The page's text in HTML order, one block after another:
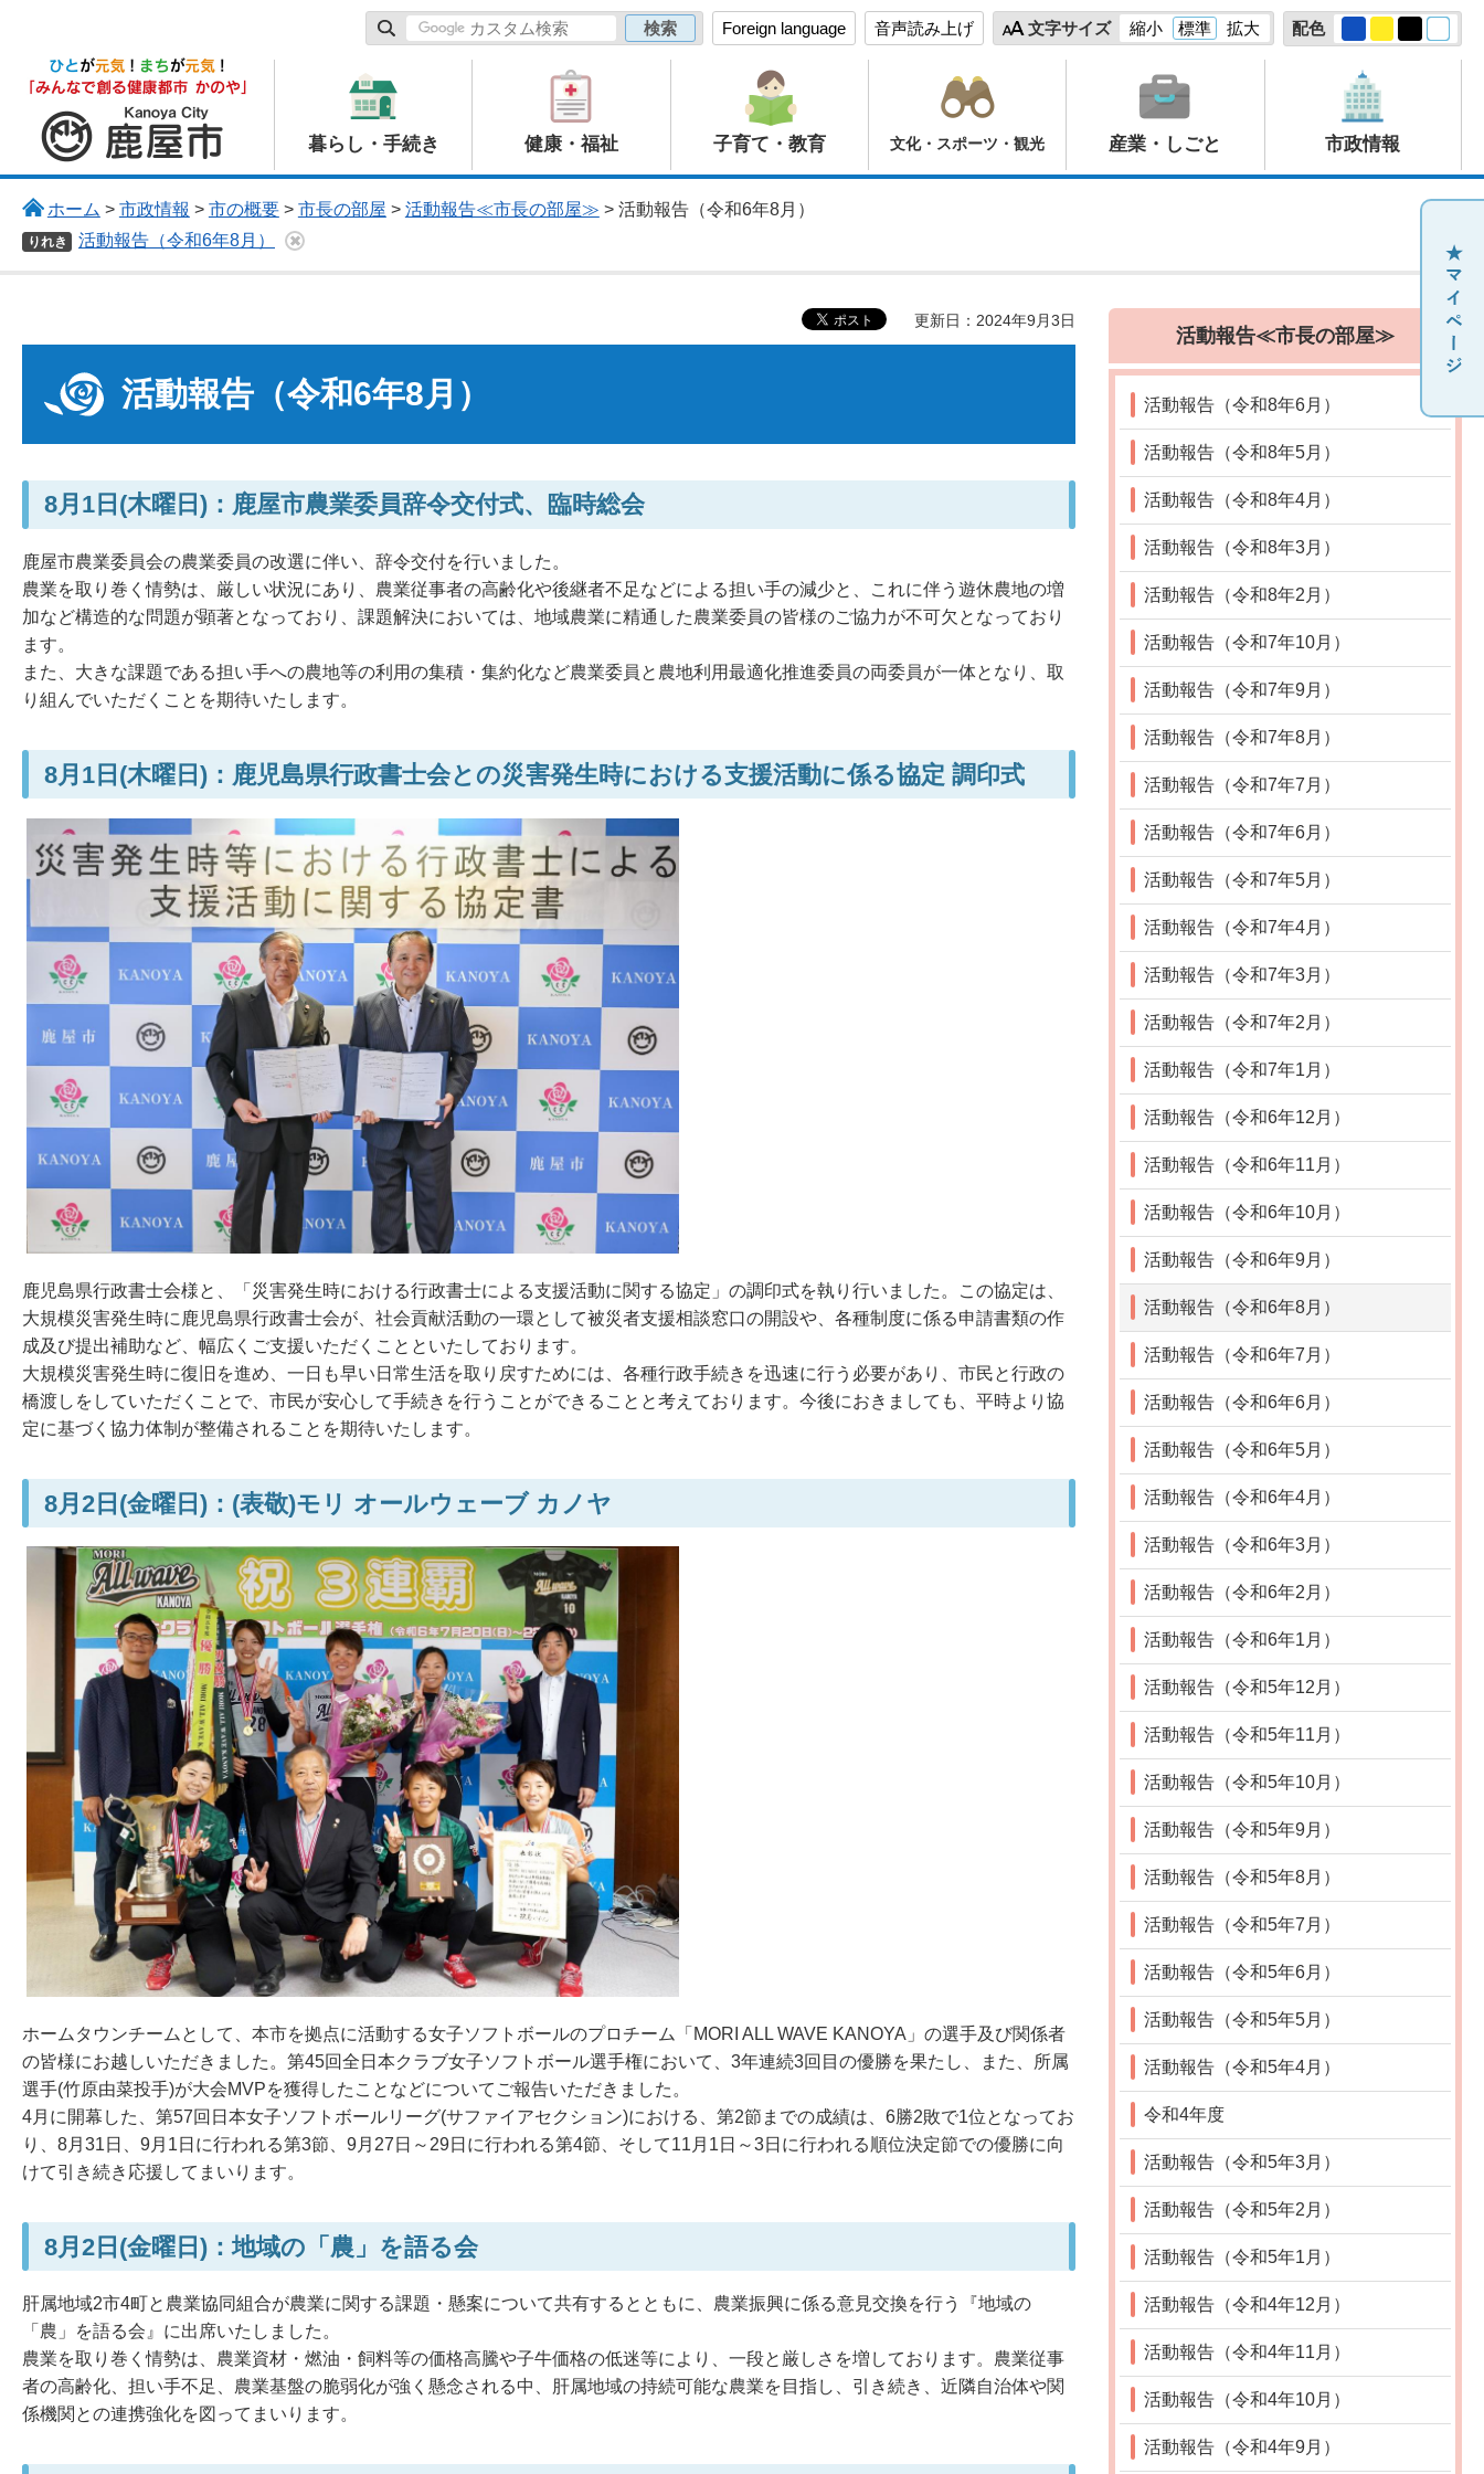
Foreign language 音声読み上げ 文字サイズ 縮小 標準 拡大 配色
鹿屋市
暮らし・手続き 健康・福祉 子育て・教育 文化・スポーツ・観光 産業・しごと 市政情報
ホーム > 市政情報 > 市の概要> 市長の部屋 > 活動報告≪市長の部屋≫ > 活動報告（令和6年8月）
りれき 活動報告（令和6年8月）
更新日：2024年9月3日
活動報告（令和6年8月）
8月1日(木曜日)：鹿屋市農業委員辞令交付式、臨時総会
鹿屋市農業委員会の農業委員の改選に伴い、辞令交付を行いました。
農業を取り巻く情勢は、厳しい状況にあり、農業従事者の高齢化や後継者不足などによる担い手の減少と、これに伴う遊休農地の増
加など構造的な問題が顕著となっており、課題解決においては、地域農業に精通した農業委員の皆様のご協力が不可欠となっており
ます。
また、大きな課題である担い手への農地等の利用の集積・集約化など農業委員と農地利用最適化推進委員の両委員が一体となり、取
り組んでいただくことを期待いたします。
8月1日(木曜日)：鹿児島県行政書士会との災害発生時における支援活動に係る協定 調印式
鹿児島県行政書士会様と、「災害発生時における行政書士による支援活動に関する協定」の調印式を執り行いました。この協定は、
大規模災害発生時に鹿児島県行政書士会が、社会貢献活動の一環として被災者支援相談窓口の開設や、各種制度に係る申請書類の作
成及び提出補助など、幅広くご支援いただくことといたしております。
大規模災害発生時に復旧を進め、一日も早い日常生活を取り戻すためには、各種行政手続きを迅速に行う必要があり、市民と行政の
橋渡しをしていただくことで、市民が安心して手続きを行うことができることと考えております。今後におきましても、平時より協
定に基づく協力体制が整備されることを期待いたします。
8月2日(金曜日)：(表敬)モリ オールウェーブ カノヤ
ホームタウンチームとして、本市を拠点に活動する女子ソフトボールのプロチーム「MORI ALL WAVE KANOYA」の選手及び関係者
の皆様にお越しいただきました。第45回全日本クラブ女子ソフトボール選手権において、3年連続3回目の優勝を果たし、また、所属
選手(竹原由菜投手)が大会MVPを獲得したことなどについてご報告いただきました。
4月に開幕した、第57回日本女子ソフトボールリーグ(サファイアセクション)における、第2節までの成績は、6勝2敗で1位となってお
り、8月31日、9月1日に行われる第3節、9月27日～29日に行われる第4節、そして11月1日～3日に行われる順位決定節での優勝に向
けて引き続き応援してまいります。
8月2日(金曜日)：地域の「農」を語る会
肝属地域2市4町と農業協同組合が農業に関する課題・懸案について共有するとともに、農業振興に係る意見交換を行う『地域の
「農」を語る会』に出席いたしました。
農業を取り巻く情勢は、農業資材・燃油・飼料等の価格高騰や子牛価格の低迷等により、一段と厳しさを増しております。農業従事
者の高齢化、担い手不足、農業基盤の脆弱化が強く懸念される中、肝属地域の持続可能な農業を目指し、引き続き、近隣自治体や関
係機関との連携強化を図ってまいります。
活動報告≪市長の部屋≫
活動報告（令和8年6月）
活動報告（令和8年5月）
活動報告（令和8年4月）
活動報告（令和8年3月）
活動報告（令和8年2月）
活動報告（令和7年10月）
活動報告（令和7年9月）
活動報告（令和7年8月）
活動報告（令和7年7月）
活動報告（令和7年6月）
活動報告（令和7年5月）
活動報告（令和7年4月）
活動報告（令和7年3月）
活動報告（令和7年2月）
活動報告（令和7年1月）
活動報告（令和6年12月）
活動報告（令和6年11月）
活動報告（令和6年10月）
活動報告（令和6年9月）
活動報告（令和6年8月）
活動報告（令和6年7月）
活動報告（令和6年6月）
活動報告（令和6年5月）
活動報告（令和6年4月）
活動報告（令和6年3月）
活動報告（令和6年2月）
活動報告（令和6年1月）
活動報告（令和5年12月）
活動報告（令和5年11月）
活動報告（令和5年10月）
活動報告（令和5年9月）
活動報告（令和5年8月）
活動報告（令和5年7月）
活動報告（令和5年6月）
活動報告（令和5年5月）
活動報告（令和5年4月）
令和4年度
活動報告（令和5年3月）
活動報告（令和5年2月）
活動報告（令和5年1月）
活動報告（令和4年12月）
活動報告（令和4年11月）
活動報告（令和4年10月）
活動報告（令和4年9月）